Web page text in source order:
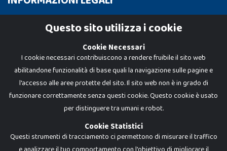
Cookie PolicyQuesto sito utilizza i cookie
Cookie Necessari
I cookie necessari contribuiscono a rendere fruibile il sito web
abilitandone funzionalità di base quali la navigazione sulle pagine e
l'accesso alle aree protette del sito. Il sito web non è in grado di
funzionare correttamente senza questi cookie. Questo cookie è usato
per distinguere tra umani e robot.
Cookie Statistici
Questi strumenti di tracciamento ci permettono di misurare il traffico